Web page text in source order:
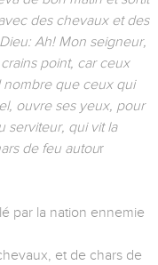
des chevaux et des
Ah! Mon seigneur,
point, car ceux
nombre que ceux qui
ouvre ses yeux, pour
serviteur, qui vit la
de feu autour
par la nation ennemie
et de chars de